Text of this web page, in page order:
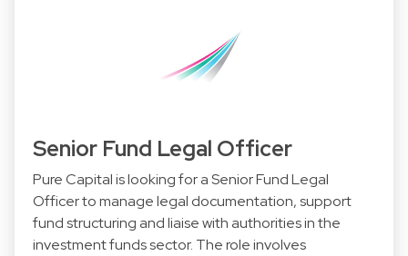
Senior Fund Legal Officer
Pure Capital is looking for a Senior Fund Legal
Officer to manage legal documentation, support
fund structuring and liaise with authorities in the
investment funds sector. The role involves